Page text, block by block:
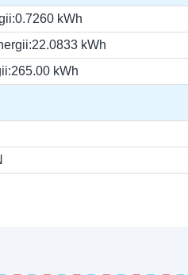
0.7260 kWh
22.0833 kWh
265.00 kWh